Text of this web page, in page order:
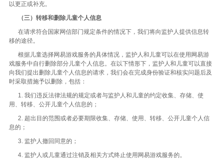
以更正或补充。
（三）转移和删除儿童个人信息
在请求符合国家网信部门规定条件的情况下，我们将向监护人提供信息转
移的途径。
根据儿童选择网易游戏服务的具体情况，监护人和儿童可以在使用网易游
戏服务中自行删除部分儿童个人信息。在以下情形下，监护人和儿童可以直接
向我们提出删除儿童个人信息的请求，我们会在完成身份验证和核实问题后及
时采取措施予以删除，包括：
1. 我们违反法律法规的规定或者与监护人和儿童的约定收集、存储、使
用、转移、公开儿童个人信息的；
2. 超出目的范围或者必要期限收集、存储、使用、转移、公开儿童个人信
息的；
3. 监护人撤回同意的；
4. 监护人或儿童通过注销及相关方式终止使用网易游戏服务的。